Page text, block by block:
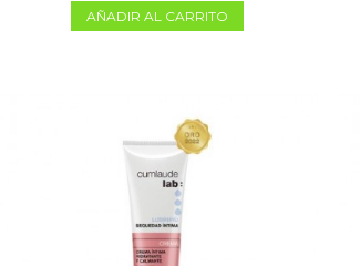
AÑADIR AL CARRITO